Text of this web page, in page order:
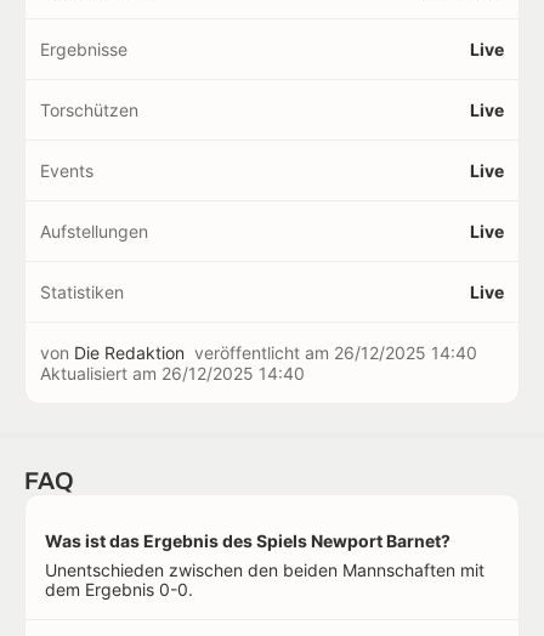
Ergebnisse Live
Torschützen Live
Events Live
Aufstellungen Live
Statistiken Live
von Die Redaktion veröffentlicht am 26/12/2025 14:40
Aktualisiert am 26/12/2025 14:40
FAQ
Was ist das Ergebnis des Spiels Newport Barnet?
Unentschieden zwischen den beiden Mannschaften mit
dem Ergebnis 0-0.